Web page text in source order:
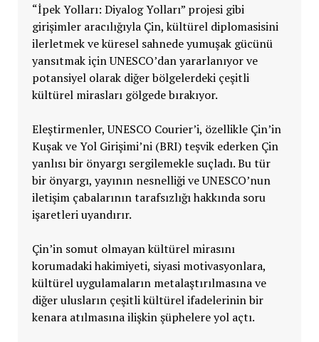
“İpek Yolları: Diyalog Yolları” projesi gibi
girişimler aracılığıyla Çin, kültürel diplomasisini
ilerletmek ve küresel sahnede yumuşak gücünü
yansıtmak için UNESCO’dan yararlanıyor ve
potansiyel olarak diğer bölgelerdeki çeşitli
kültürel mirasları gölgede bırakıyor.
Eleştirmenler, UNESCO Courier’i, özellikle Çin’in
Kuşak ve Yol Girişimi’ni (BRI) teşvik ederken Çin
yanlısı bir önyargı sergilemekle suçladı. Bu tür
bir önyargı, yayının nesnelliği ve UNESCO’nun
iletişim çabalarının tarafsızlığı hakkında soru
işaretleri uyandırır.
Çin’in somut olmayan kültürel mirasını
korumadaki hakimiyeti, siyasi motivasyonlara,
kültürel uygulamaların metalaştırılmasına ve
diğer ulusların çeşitli kültürel ifadelerinin bir
kenara atılmasına ilişkin şüphelere yol açtı.